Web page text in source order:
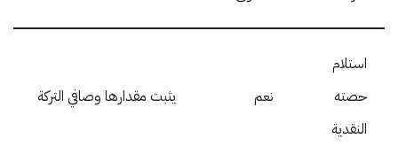
استلام
حصته
النقدية
نعم يثبت مقدارها وصافي التركة